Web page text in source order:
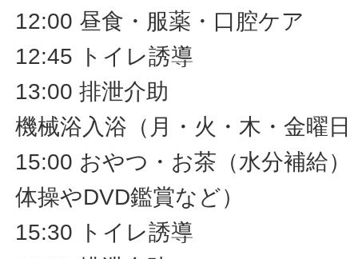
12:00 昼食・服薬・口腔ケア
12:45 トイレ誘導
13:00 排泄介助
機械浴入浴（月・火・木・金曜
15:00 おやつ・お茶（水分補給
体操やDVD鑑賞など）
15:30 トイレ誘導